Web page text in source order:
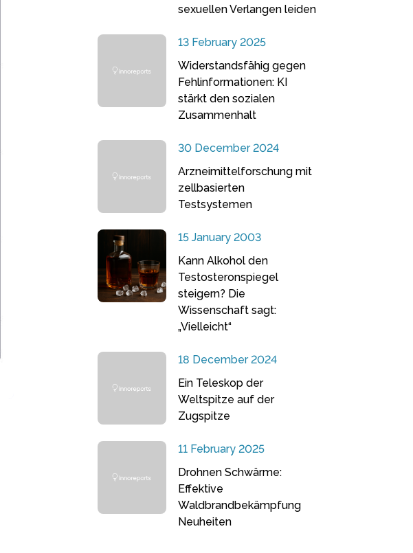
sexuellen Verlangen leiden
13 February 2025
Widerstandsfähig gegen
Fehlinformationen: KI
stärkt den sozialen
Zusammenhalt
30 December 2024
Arzneimittelforschung mit
zellbasierten
Testsystemen
15 January 2003
Kann Alkohol den
Testosteronspiegel
steigern? Die
Wissenschaft sagt:
„Vielleicht“
18 December 2024
Ein Teleskop der
Weltspitze auf der
Zugspitze
11 February 2025
Drohnen Schwärme:
Effektive
Waldbrandbekämpfung
Neuheiten